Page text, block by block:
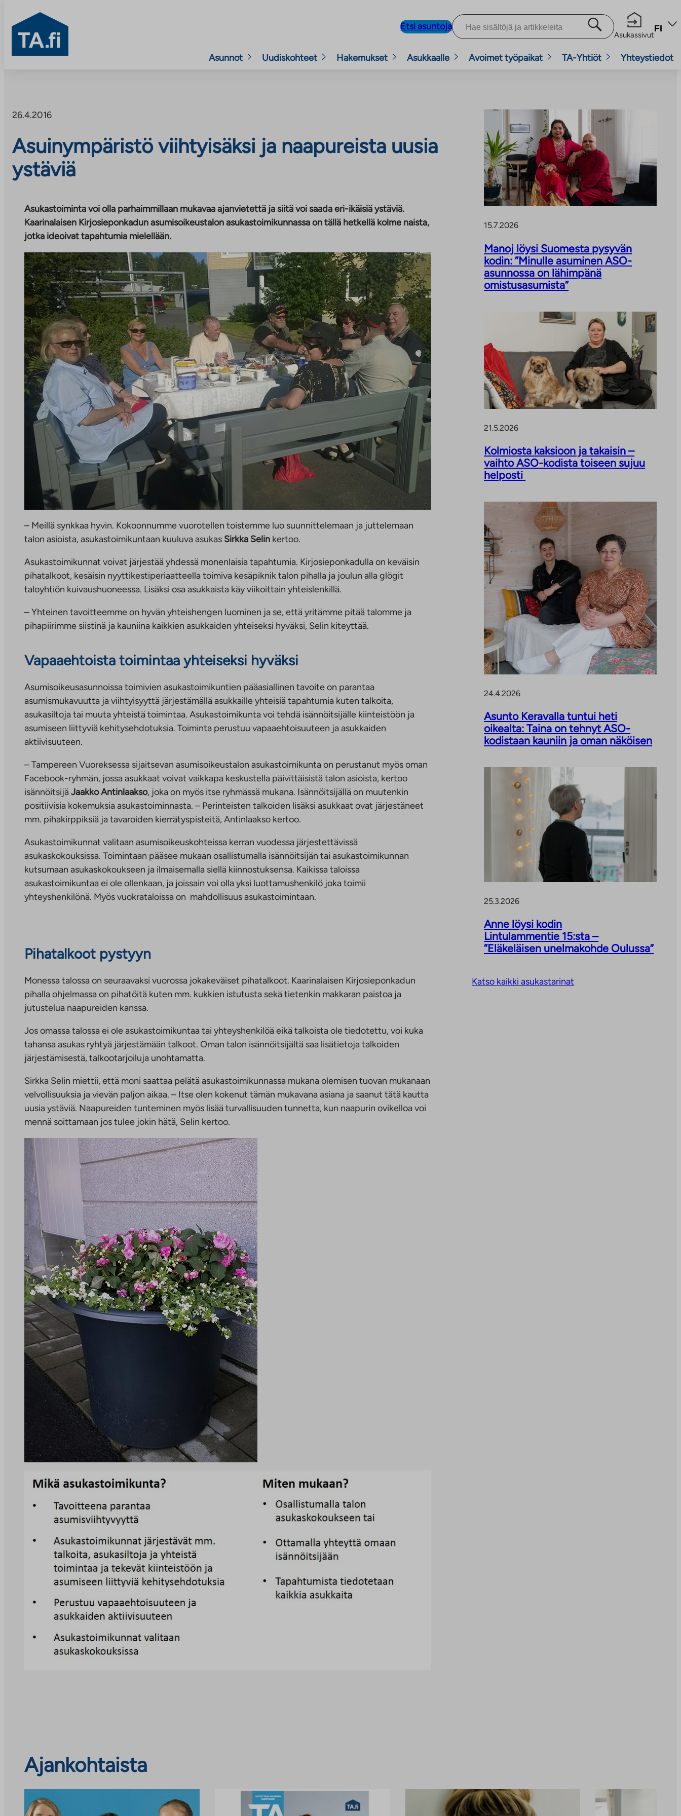
TA.fi
Etsi asuntoja
Asukassivut
FI
Asunnot Uudiskohteet Hakemukset Asukkaalle Avoimet työpaikat TA-Yhtiöt Yhteystiedot
26.4.2016
Asuinympäristö viihtyisäksi ja naapureista uusia
ystäviä
Asukastoiminta voi olla parhaimmillaan mukavaa ajanvietettä ja siitä voi saada eri-ikäisiä ystäviä.
Kaarinalaisen Kirjosieponkadun asumisoikeustalon asukastoimikunnassa on tällä hetkellä kolme naista,
jotka ideoivat tapahtumia mielellään.
– Meillä synkkaa hyvin. Kokoonnumme vuorotellen toistemme luo suunnittelemaan ja juttelemaan
talon asioista, asukastoimikuntaan kuuluva asukas Sirkka Selin kertoo.
Asukastoimikunnat voivat järjestää yhdessä monenlaisia tapahtumia. Kirjosieponkadulla on keväisin
pihatalkoot, kesäisin nyyttikestiperiaatteella toimiva kesäpiknik talon pihalla ja joulun alla glögit
taloyhtiön kuivaushuoneessa. Lisäksi osa asukkaista käy viikoittain yhteislenkillä.
– Yhteinen tavoitteemme on hyvän yhteishengen luominen ja se, että yritämme pitää talomme ja
pihapiirimme siistinä ja kauniina kaikkien asukkaiden yhteiseksi hyväksi, Selin kiteyttää.
Vapaaehtoista toimintaa yhteiseksi hyväksi
Asumisoikeusasunnoissa toimivien asukastoimikuntien pääasiallinen tavoite on parantaa
asumismukavuutta ja viihtyisyyttä järjestämällä asukkaille yhteisiä tapahtumia kuten talkoita,
asukasiltoja tai muuta yhteistä toimintaa. Asukastoimikunta voi tehdä isännöitsijälle kiinteistöön ja
asumiseen liittyviä kehitysehdotuksia. Toiminta perustuu vapaaehtoisuuteen ja asukkaiden
aktiivisuuteen.
– Tampereen Vuoreksessa sijaitsevan asumisoikeustalon asukastoimikunta on perustanut myös oman
Facebook-ryhmän, jossa asukkaat voivat vaikkapa keskustella päivittäisistä talon asioista, kertoo
isännöitsijäJaakko Antinlaakso, joka on myös itse ryhmässä mukana. Isännöitsijällä on muutenkin
positiivisia kokemuksia asukastoiminnasta. – Perinteisten talkoiden lisäksi asukkaat ovat järjestäneet
mm. pihakirppiksiä ja tavaroiden kierrätyspisteitä, Antinlaakso kertoo.
Asukastoimikunnat valitaan asumisoikeuskohteissa kerran vuodessa järjestettävissä
asukaskokouksissa. Toimintaan pääsee mukaan osallistumalla isännöitsijän tai asukastoimikunnan
kutsumaan asukaskokoukseen ja ilmaisemalla siellä kiinnostuksensa. Kaikissa taloissa
asukastoimikuntaa ei ole ollenkaan, ja joissain voi olla yksi luottamushenkilö joka toimii
yhteyshenkilönä. Myös vuokrataloissa on mahdollisuus asukastoimintaan.
Pihatalkoot pystyyn
Monessa talossa on seuraavaksi vuorossa jokakeväiset pihatalkoot. Kaarinalaisen Kirjosieponkadun
pihalla ohjelmassa on pihatöitä kuten mm. kukkien istutusta sekä tietenkin makkaran paistoa ja
jutustelua naapureiden kanssa.
Jos omassa talossa ei ole asukastoimikuntaa tai yhteyshenkilöä eikä talkoista ole tiedotettu, voi kuka
tahansa asukas ryhtyä järjestämään talkoot. Oman talon isännöitsijältä saa lisätietoja talkoiden
järjestämisestä, talkootarjoiluja unohtamatta.
Sirkka Selin miettii, että moni saattaa pelätä asukastoimikunnassa mukana olemisen tuovan mukanaan
velvollisuuksia ja vievän paljon aikaa. – Itse olen kokenut tämän mukavana asiana ja saanut tätä kautta
uusia ystäviä. Naapureiden tunteminen myös lisää turvallisuuden tunnetta, kun naapurin ovikelloa voi
mennä soittamaan jos tulee jokin hätä, Selin kertoo.
15.7.2026
Manoj löysi Suomesta pysyvän
kodin: ”Minulle asuminen ASO-
asunnossa on lähimpänä
omistusasumista”
21.5.2026
Kolmiosta kaksioon ja takaisin –
vaihto ASO-kodista toiseen sujuu
helposti
24.4.2026
Asunto Keravalla tuntui heti
oikealta: Taina on tehnyt ASO-
kodistaan kauniin ja oman näköisen
25.3.2026
Anne löysi kodin
Lintulammentie 15:sta –
”Eläkeläisen unelmakohde Oulussa”
Katso kaikki asukastarinat
ajankohtaiset
uutiset
tiedotteet
Ajankohtaista